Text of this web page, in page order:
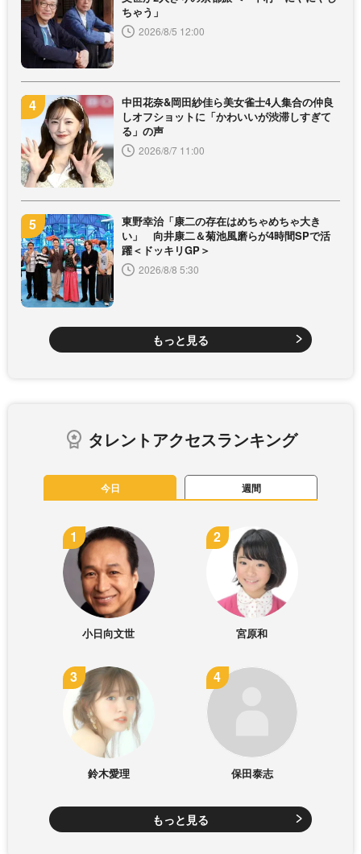
ちゃう」
2026/8/5 12:00
中田花奈&岡田紗佳ら美女雀士4人集合の仲良
しオフショットに「かわいいが渋滞しすぎて
る」の声
2026/8/7 11:00
東野幸治「康二の存在はめちゃめちゃ大き
い」 向井康二＆菊池風磨らが4時間SPで活
躍＜ドッキリGP＞
2026/8/8 5:30
もっと見る
タレントアクセスランキング
今日 週間
小日向文世 宮原和
鈴木愛理 保田泰志
もっと見る